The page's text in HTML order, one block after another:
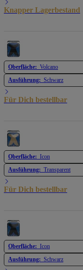
Knapper Lagerbestand
Oberfläche: Volcano
Ausführung: Schwarz
Für Dich bestellbar
Oberfläche: Icon
Ausführung: Transparent
Für Dich bestellbar
Oberfläche: Icon
Ausführung: Schwarz